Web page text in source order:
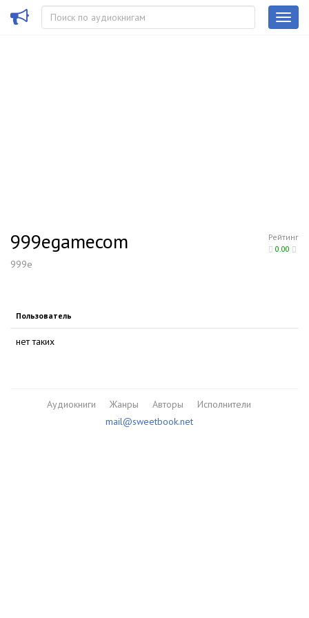
Рейтинг
0.00
999egamecom
999e
Пользователь
нет таких
Аудиокниги Жанры Авторы
Исполнители
mail@sweetbook.net